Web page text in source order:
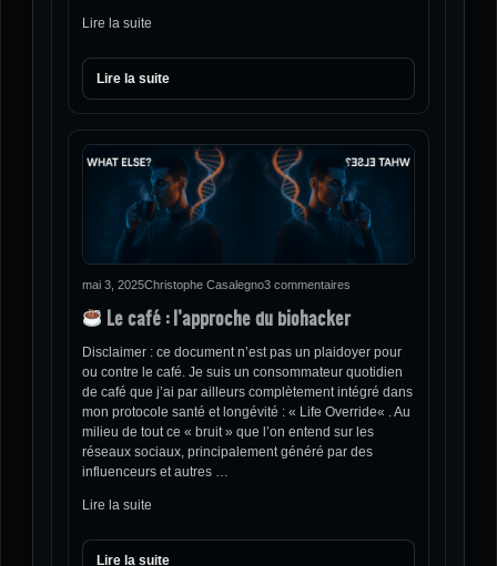
Lire la suite
Lire la suite
mai 3, 2025Christophe Casalegno3 commentaires
Le café : l’approche du biohacker
Disclaimer : ce document n’est pas un plaidoyer pour
ou contre le café. Je suis un consommateur quotidien
de café que j’ai par ailleurs complètement intégré dans
mon protocole santé et longévité : « Life Override« . Au
milieu de tout ce « bruit » que l’on entend sur les
réseaux sociaux, principalement généré par des
influenceurs et autres …
Lire la suite
Lire la suite